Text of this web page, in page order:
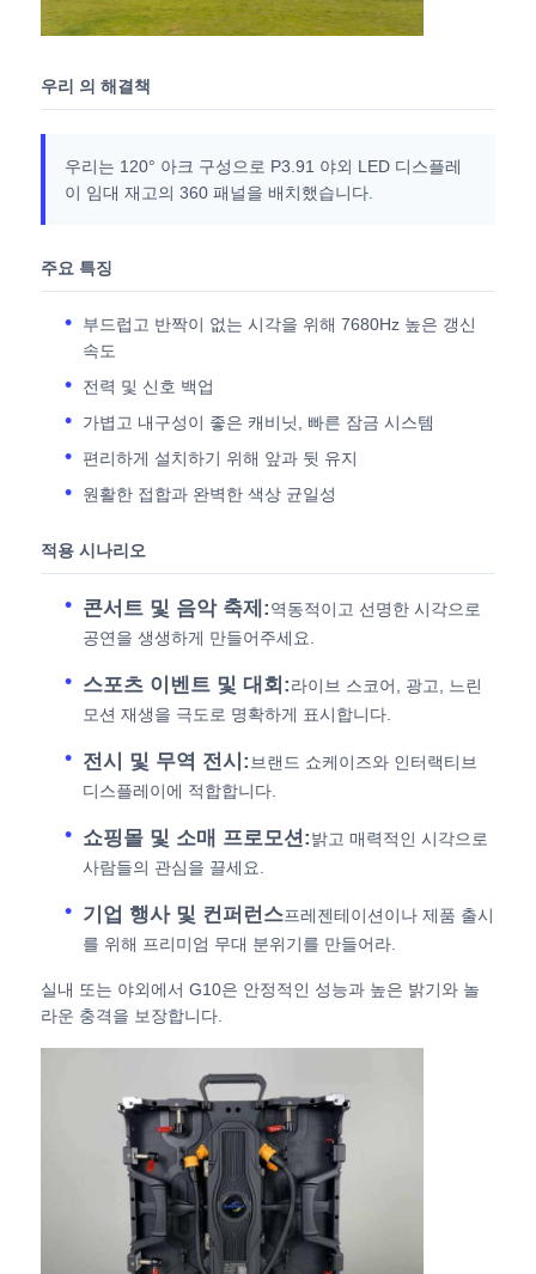
야외 LED 디스플레이 보드
우리 의 해결책
우리는 120° 아크 구성으로 P3.91 야외 LED 디스플레
이 임대 재고의 360 패널을 배치했습니다.
주요 특징
부드럽고 반짝이 없는 시각을 위해 7680Hz 높은 갱신
속도
전력 및 신호 백업
가볍고 내구성이 좋은 캐비닛, 빠른 잠금 시스템
편리하게 설치하기 위해 앞과 뒷 유지
원활한 접합과 완벽한 색상 균일성
적용 시나리오
콘서트 및 음악 축제:역동적이고 선명한 시각으로
공연을 생생하게 만들어주세요.
스포츠 이벤트 및 대회:라이브 스코어, 광고, 느린
모션 재생을 극도로 명확하게 표시합니다.
전시 및 무역 전시: 브랜드 쇼케이즈와 인터랙티브
디스플레이에 적합합니다.
쇼핑몰 및 소매 프로모션:밝고 매력적인 시각으로
사람들의 관심을 끌세요.
기업 행사 및 컨퍼런스프레젠테이션이나 제품 출시
를 위해 프리미엄 무대 분위기를 만들어라.
실내 또는 야외에서 G10은 안정적인 성능과 높은 밝기와 놀
라운 충격을 보장합니다.